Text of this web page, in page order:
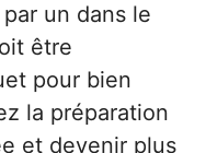
un dans le
être
pour bien
la préparation
et devenir plus